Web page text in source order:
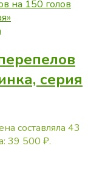
серия
составляла 43
39 500 ₽.